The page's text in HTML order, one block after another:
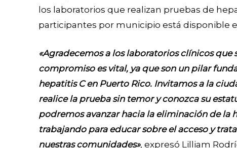
los laboratorios que realizan pruebas de
participantes por municipio está disponible
«Agradecemos a los laboratorios clínicos
compromiso es vital, ya que son un pilar
hepatitis C en Puerto Rico. Invitamos a la
realice la prueba sin temor y conozca su
podremos avanzar hacia la eliminación de la
trabajando para educar sobre el acceso y
nuestras comunidades», expresó Lilliam